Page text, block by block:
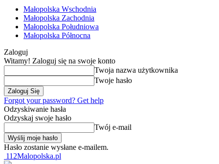
Małopolska Wschodnia
Małopolska Zachodnia
Małopolska Południowa
Małopolska Północna
Zaloguj
Witamy! Zaloguj się na swoje konto
Twoja nazwa użytkownika
Twoje hasło
Forgot your password? Get help
Odzyskiwanie hasła
Odzyskaj swoje hasło
Twój e-mail
Hasło zostanie wysłane e-mailem.
112Malopolska.pl